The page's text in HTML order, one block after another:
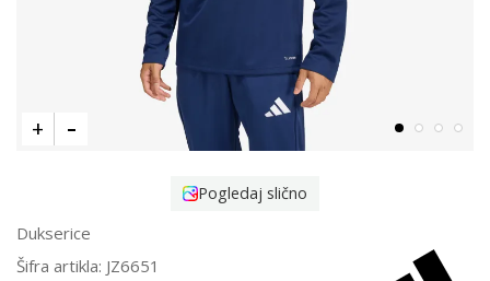
Pogledaj slično
Dukserice
Šifra artikla: JZ6651